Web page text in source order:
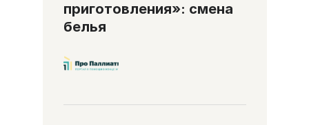
приготовления»: смена
белья